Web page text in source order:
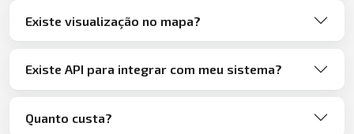
Existe visualização no mapa?
Existe API para integrar com meu sistema?
Quanto custa?